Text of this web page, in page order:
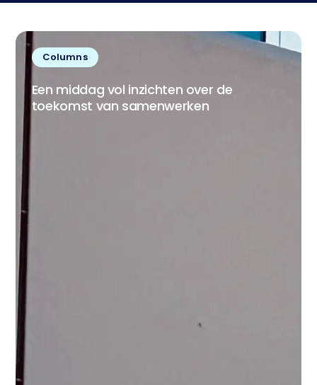
Columns
Een middag vol inzichten over de
toekomst van samenwerken